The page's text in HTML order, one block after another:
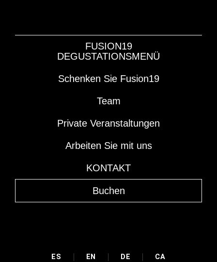
FUSION19
DEGUSTATIONSMENÜ
Schenken Sie Fusion19
Team
Private Veranstaltungen
Arbeiten Sie mit uns
KONTAKT
Buchen
ES EN DE CA